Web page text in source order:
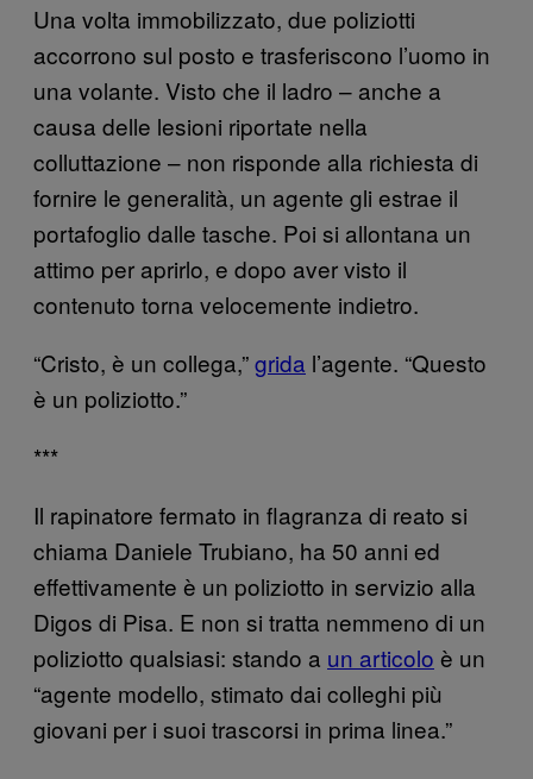
Una volta immobilizzato, due poliziotti
accorrono sul posto e trasferiscono l’uomo in
una volante. Visto che il ladro – anche a
causa delle lesioni riportate nella
colluttazione – non risponde alla richiesta di
fornire le generalità, un agente gli estrae il
portafoglio dalle tasche. Poi si allontana un
attimo per aprirlo, e dopo aver visto il
contenuto torna velocemente indietro.
“Cristo, è un collega,”grida l’agente. “Questo
è un poliziotto.”
***
Il rapinatore fermato in flagranza di reato si
chiama Daniele Trubiano, ha 50 anni ed
effettivamente è un poliziotto in servizio alla
Digos di Pisa. E non si tratta nemmeno di un
poliziotto qualsiasi: stando a un articolo è un
“agente modello, stimato dai colleghi più
giovani per i suoi trascorsi in prima linea.”